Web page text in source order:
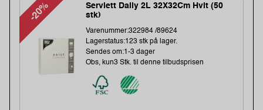
-20%
Serviett Daily 2L 32X32Cm Hvit (50
stk)
Varenummer:322984 /89624
Lagerstatus:123 stk på lager.
Sendes om:1-3 dager
Obs, kun3 Stk. til denne tilbudsprisen